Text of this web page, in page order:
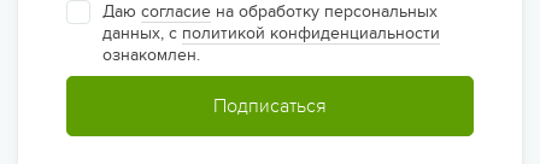
Даю согласие на обработку персональных
данных, с политикой конфиденциальности
ознакомлен.
Подписаться